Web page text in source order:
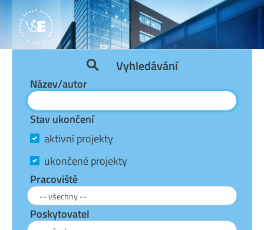
Vyhledávání
Název/autor
Stav ukončení
aktivní projekty
ukončené projekty
Pracoviště
Poskytovatel